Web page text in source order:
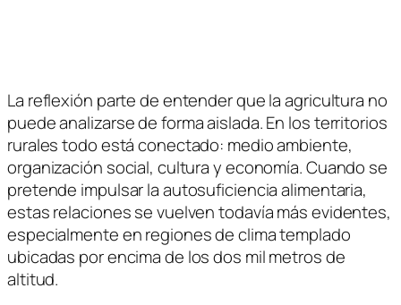
La reflexión parte de entender que la agricultura no
puede analizarse de forma aislada. En los territorios
rurales todo está conectado: medio ambiente,
organización social, cultura y economía. Cuando se
pretende impulsar la autosuficiencia alimentaria,
estas relaciones se vuelven todavía más evidentes,
especialmente en regiones de clima templado
ubicadas por encima de los dos mil metros de
altitud.